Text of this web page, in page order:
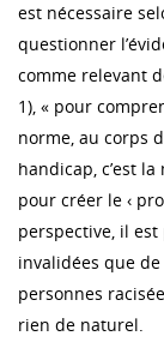
est nécessaire
questionner
comme relevant
1), « pour
norme, au corps
handicap, c’est
pour créer le ‹
perspective, il
invalidées que
personnes
rien de naturel.